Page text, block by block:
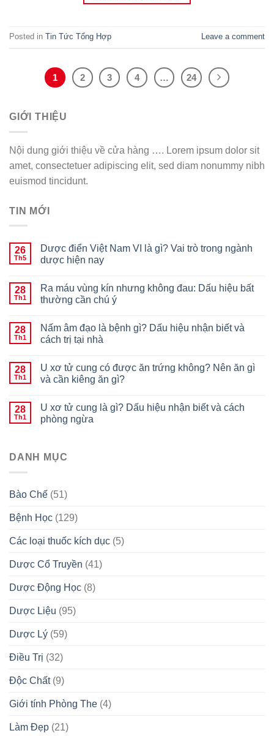
Posted in Tin Tức Tổng Hợp Leave a comment
1 2 3 4 … 24
GIỚI THIỆU
Nội dung giới thiệu về cửa hàng …. Lorem ipsum dolor sit
amet, consectetuer adipiscing elit, sed diam nonummy nibh
euismod tincidunt.
TIN MỚI
26
Th5
Dược điển Việt Nam VI là gì? Vai trò trong ngành
dược hiện nay
28
Th1
Ra máu vùng kín nhưng không đau: Dấu hiệu bất
thường cần chú ý
28
Th1
Nấm âm đạo là bệnh gì? Dấu hiệu nhận biết và
cách trị tại nhà
28
Th1
U xơ tử cung có được ăn trứng không? Nên ăn gì
và cần kiêng ăn gì?
28
Th1
U xơ tử cung là gì? Dấu hiệu nhận biết và cách
phòng ngừa
DANH MỤC
Bào Chế (51)
Bệnh Học (129)
Các loại thuốc kích dục (5)
Dược Cổ Truyền (41)
Dược Động Học (8)
Dược Liệu (95)
Dược Lý (59)
Điều Trị (32)
Độc Chất(9)
Giới tính Phòng The (4)
Làm Đẹp (21)